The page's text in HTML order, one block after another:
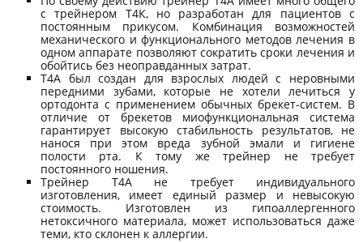
с трейнером Т4К, но разработан для пациентов с
постоянным прикусом. Комбинация возможностей
механического и функционального методов лечения в
одном аппарате позволяют сократить сроки лечения и
обойтись без неоправданных затрат.
Т4А был создан для взрослых людей с неровными
передними зубами, которые не хотели лечиться у
ортодонта с применением обычных брекет-систем. В
отличие от брекетов миофункциональная система
гарантирует высокую стабильность результатов, не
нанося при этом вреда зубной эмали и гигиене
полости рта. К тому же трейнер не требует
постоянного ношения.
Трейнер Т4А не требует индивидуального
изготовления, имеет единый размер и невысокую
стоимость. Изготовлен из гипоаллергенного
нетоксичного материала, может использоваться даже
теми, кто склонен к аллергии.